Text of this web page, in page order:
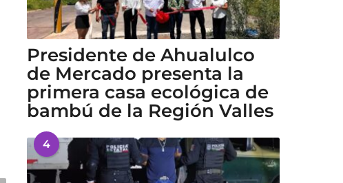
Presidente de Ahualulco
de Mercado presenta la
primera casa ecológica de
bambú de la Región Valles
4